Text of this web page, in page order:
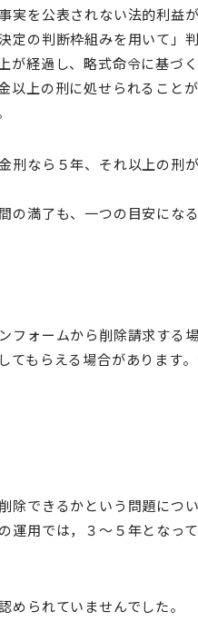
実を公表されない法的利益
定の判断枠組みを用いて」
が経過し、略式命令に基づ
以上の刑に処せられること
刑なら５年、それ以上の刑
満了も、一つの目安にな
フォームから削除請求する
てもらえる場合があります
除できるかという問題につ
運用では，３～５年となっ
められていませんでした。